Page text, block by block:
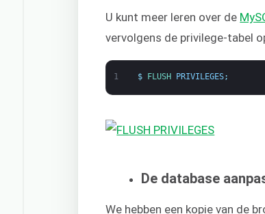
U kunt meer leren over de
vervolgens de privilege-tabel
1 $ FLUSH PRIVILEGES;
De database
We hebben een kopie van de